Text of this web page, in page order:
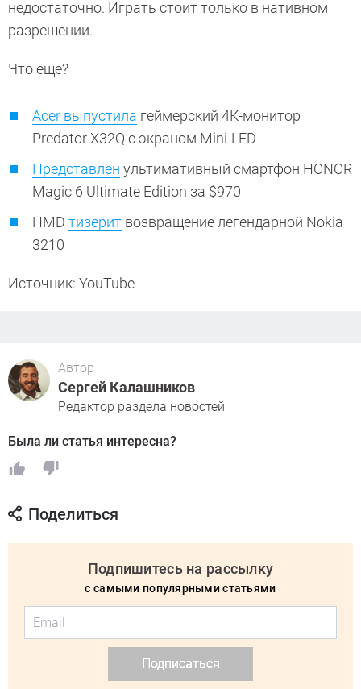
недостаточно. Играть стоит только в нативном
разрешении.
Что еще?
Acer выпустила геймерский 4К-монитор
Predator X32Q с экраном Mini-LED
Представлен ультимативный смартфон HONOR
Magic 6 Ultimate Edition за $970
HMD тизерит возвращение легендарной Nokia
3210
Источник: YouTube
Автор
Сергей Калашников
Редактор раздела новостей
Была ли статья интересна?
Поделиться
Подпишитесь на рассылку
с самыми популярными статьями
Подписаться